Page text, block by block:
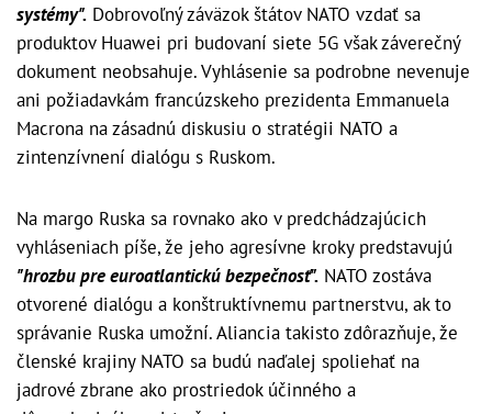
systémy". Dobrovoľný záväzok štátov NATO vzdať sa
produktov Huawei pri budovaní siete 5G však záverečný
dokument neobsahuje. Vyhlásenie sa podrobne nevenuje
ani požiadavkám francúzskeho prezidenta Emmanuela
Macrona na zásadnú diskusiu o stratégii NATO a
zintenzívnení dialógu s Ruskom.
Na margo Ruska sa rovnako ako v predchádzajúcich
vyhláseniach píše, že jeho agresívne kroky predstavujú
"hrozbu pre euroatlantickú bezpečnosť". NATO zostáva
otvorené dialógu a konštruktívnemu partnerstvu, ak to
správanie Ruska umožní. Aliancia takisto zdôrazňuje, že
členské krajiny NATO sa budú naďalej spoliehať na
jadrové zbrane ako prostriedok účinného a